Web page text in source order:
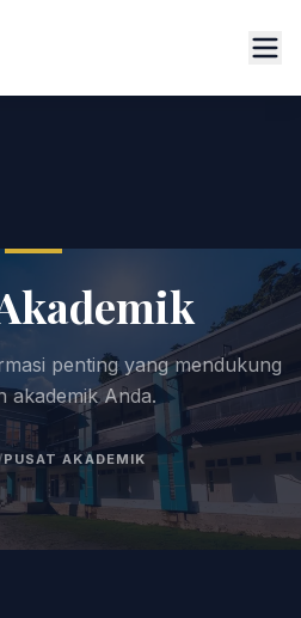
penting yang mendukung
akademik Anda.
PUSAT AKADEMIK